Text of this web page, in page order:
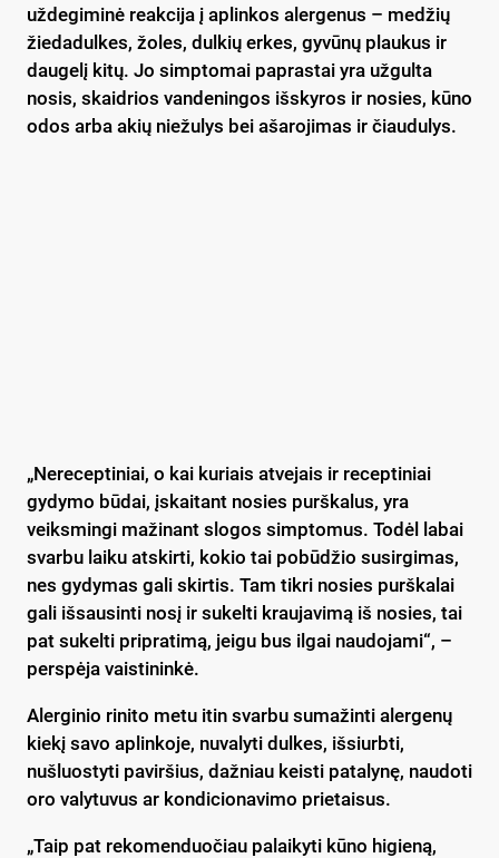
uždegiminė reakcija į aplinkos alergenus – medžių
žiedadulkes, žoles, dulkių erkes, gyvūnų plaukus ir
daugelį kitų. Jo simptomai paprastai yra užgulta
nosis, skaidrios vandeningos išskyros ir nosies, kūno
odos arba akių niežulys bei ašarojimas ir čiaudulys.
„Nereceptiniai, o kai kuriais atvejais ir receptiniai
gydymo būdai, įskaitant nosies purškalus, yra
veiksmingi mažinant slogos simptomus. Todėl labai
svarbu laiku atskirti, kokio tai pobūdžio susirgimas,
nes gydymas gali skirtis. Tam tikri nosies purškalai
gali išsausinti nosį ir sukelti kraujavimą iš nosies, tai
pat sukelti pripratimą, jeigu bus ilgai naudojami“, –
perspėja vaistininkė.
Alerginio rinito metu itin svarbu sumažinti alergenų
kiekį savo aplinkoje, nuvalyti dulkes, išsiurbti,
nušluostyti paviršius, dažniau keisti patalynę, naudoti
oro valytuvus ar kondicionavimo prietaisus.
„Taip pat rekomenduočiau palaikyti kūno higieną,